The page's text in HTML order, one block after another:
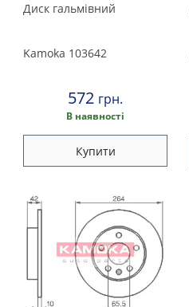
Диск гальмівний
Kamoka 103642
572 грн.
В наявності
Купити